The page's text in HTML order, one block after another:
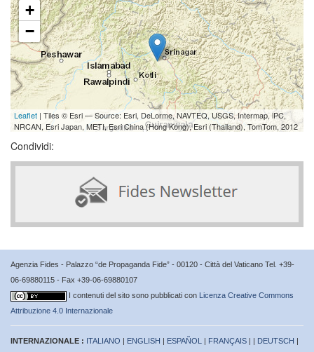
+
−
Leaflet | Tiles © Esri — Source: Esri, DeLorme, NAVTEQ, USGS, Intermap, iPC,
NRCAN, Esri Japan, METI, Esri China (Hong Kong), Esri (Thailand), TomTom, 2012
Condividi:
Agenzia Fides - Palazzo “de Propaganda Fide” - 00120 - Città del Vaticano Tel. +39-
06-69880115 - Fax +39-06-69880107
I contenuti del sito sono pubblicati con Licenza Creative Commons
Attribuzione 4.0 Internazionale
INTERNAZIONALE : ITALIANO | ENGLISH | ESPAÑOL | FRANÇAIS | | DEUTSCH |